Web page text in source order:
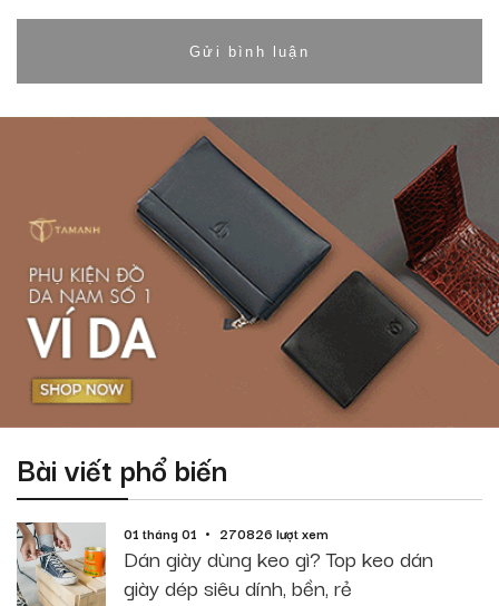
Bài viết phổ biến
01 tháng 01 270826 lượt xem
Dán giày dùng keo gì? Top keo dán
giày dép siêu dính, bền, rẻ